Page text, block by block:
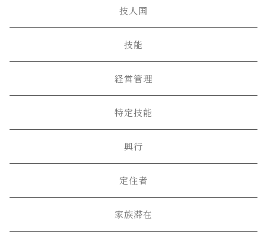
技人国
技能
経営管理
特定技能
興行
定住者
家族滞在